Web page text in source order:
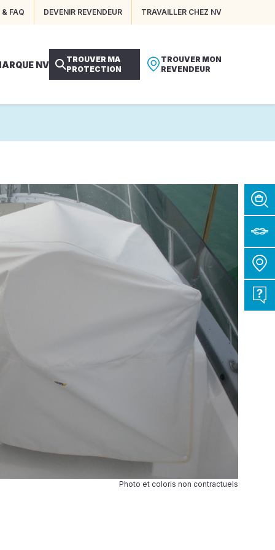
& FAQ DEVENIR REVENDEUR TRAVAILLER CHEZ NV
NV
TROUVER MA
PROTECTION
TROUVER MON
REVENDEUR
Photo et coloris non contractuels